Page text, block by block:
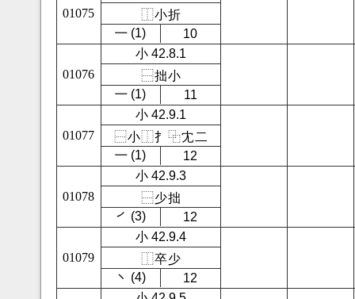
01075
⿰小折
㇐ (1)
10
01076
小 42.8.1
⿱拙小
㇐ (1)
11
01077
小 42.9.1
⿱小⿰扌 ⿻冘 二
㇐ (1)
12
01078
小 42.9.3
⿱少拙
㇒ (3)
12
01079
小 42.9.4
⿰卒少
㇔ (4)
12